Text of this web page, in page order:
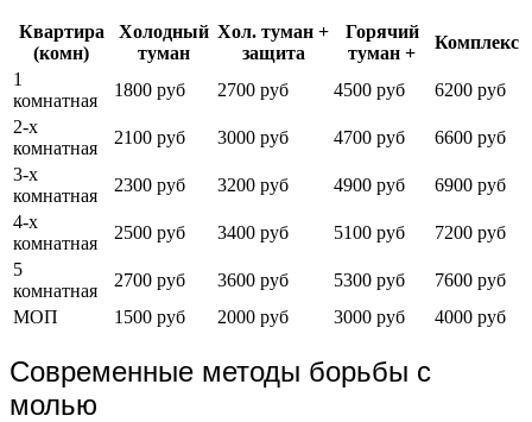
Квартира
(комн)
Холодный
туман
Хол. туман +
защита
Горячий
туман +
Комплекс
1
комнатная
1800 руб 2700 руб 4500 руб
6200 руб
2-х
комнатная
2100 руб 3000 руб 4700 руб
6600 руб
3-х
комнатная
2300 руб 3200 руб 4900 руб
6900 руб
4-х
комнатная
2500 руб 3400 руб 5100 руб
7200 руб
5
комнатная
2700 руб 3600 руб 5300 руб
7600 руб
МОП
1500 руб 2000 руб 3000 руб 4000 руб
Современные методы борьбы с
молью